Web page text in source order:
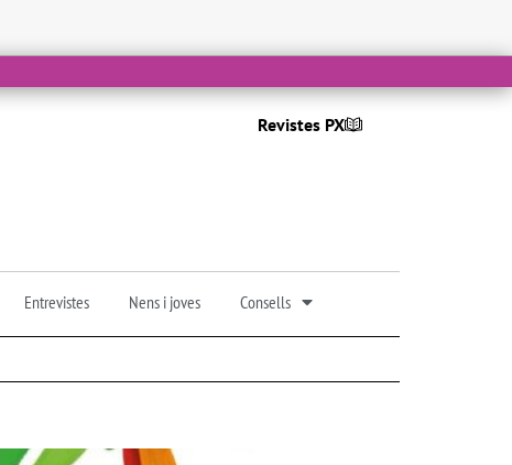
Revistes PX
Entrevistes Nens i joves Consells